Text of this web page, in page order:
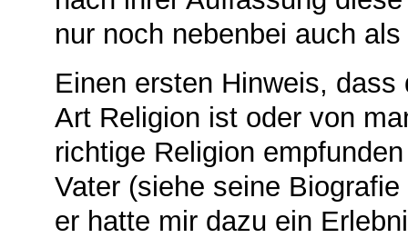
nur noch nebenbei auch
Einen ersten Hinweis,
Art Religion ist oder von
richtige Religion
Vater (siehe seine Biografie
er hatte mir dazu ein